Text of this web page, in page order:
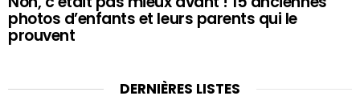
photos d’enfants et leurs parents qui le
prouvent
DERNIÈRES LISTES